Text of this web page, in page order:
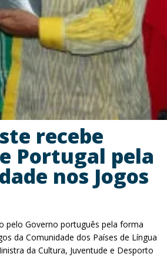
recebe
Portugal pela
nos Jogos
pelo Governo português pela forma
da Comunidade dos Países de Língua
da Cultura, Juventude e Desporto